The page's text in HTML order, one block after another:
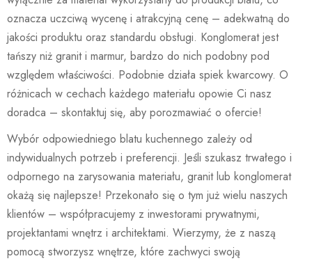
oznacza uczciwą wycenę i atrakcyjną cenę – adekwatną do
jakości produktu oraz standardu obsługi. Konglomerat jest
tańszy niż granit i marmur, bardzo do nich podobny pod
względem właściwości. Podobnie działa spiek kwarcowy. O
różnicach w cechach każdego materiału opowie Ci nasz
doradca – skontaktuj się, aby porozmawiać o ofercie!
Wybór odpowiedniego blatu kuchennego zależy od
indywidualnych potrzeb i preferencji. Jeśli szukasz trwałego i
odpornego na zarysowania materiału, granit lub konglomerat
okażą się najlepsze! Przekonało się o tym już wielu naszych
klientów – współpracujemy z inwestorami prywatnymi,
projektantami wnętrz i architektami. Wierzymy, że z naszą
pomocą stworzysz wnętrze, które zachwyci swoją